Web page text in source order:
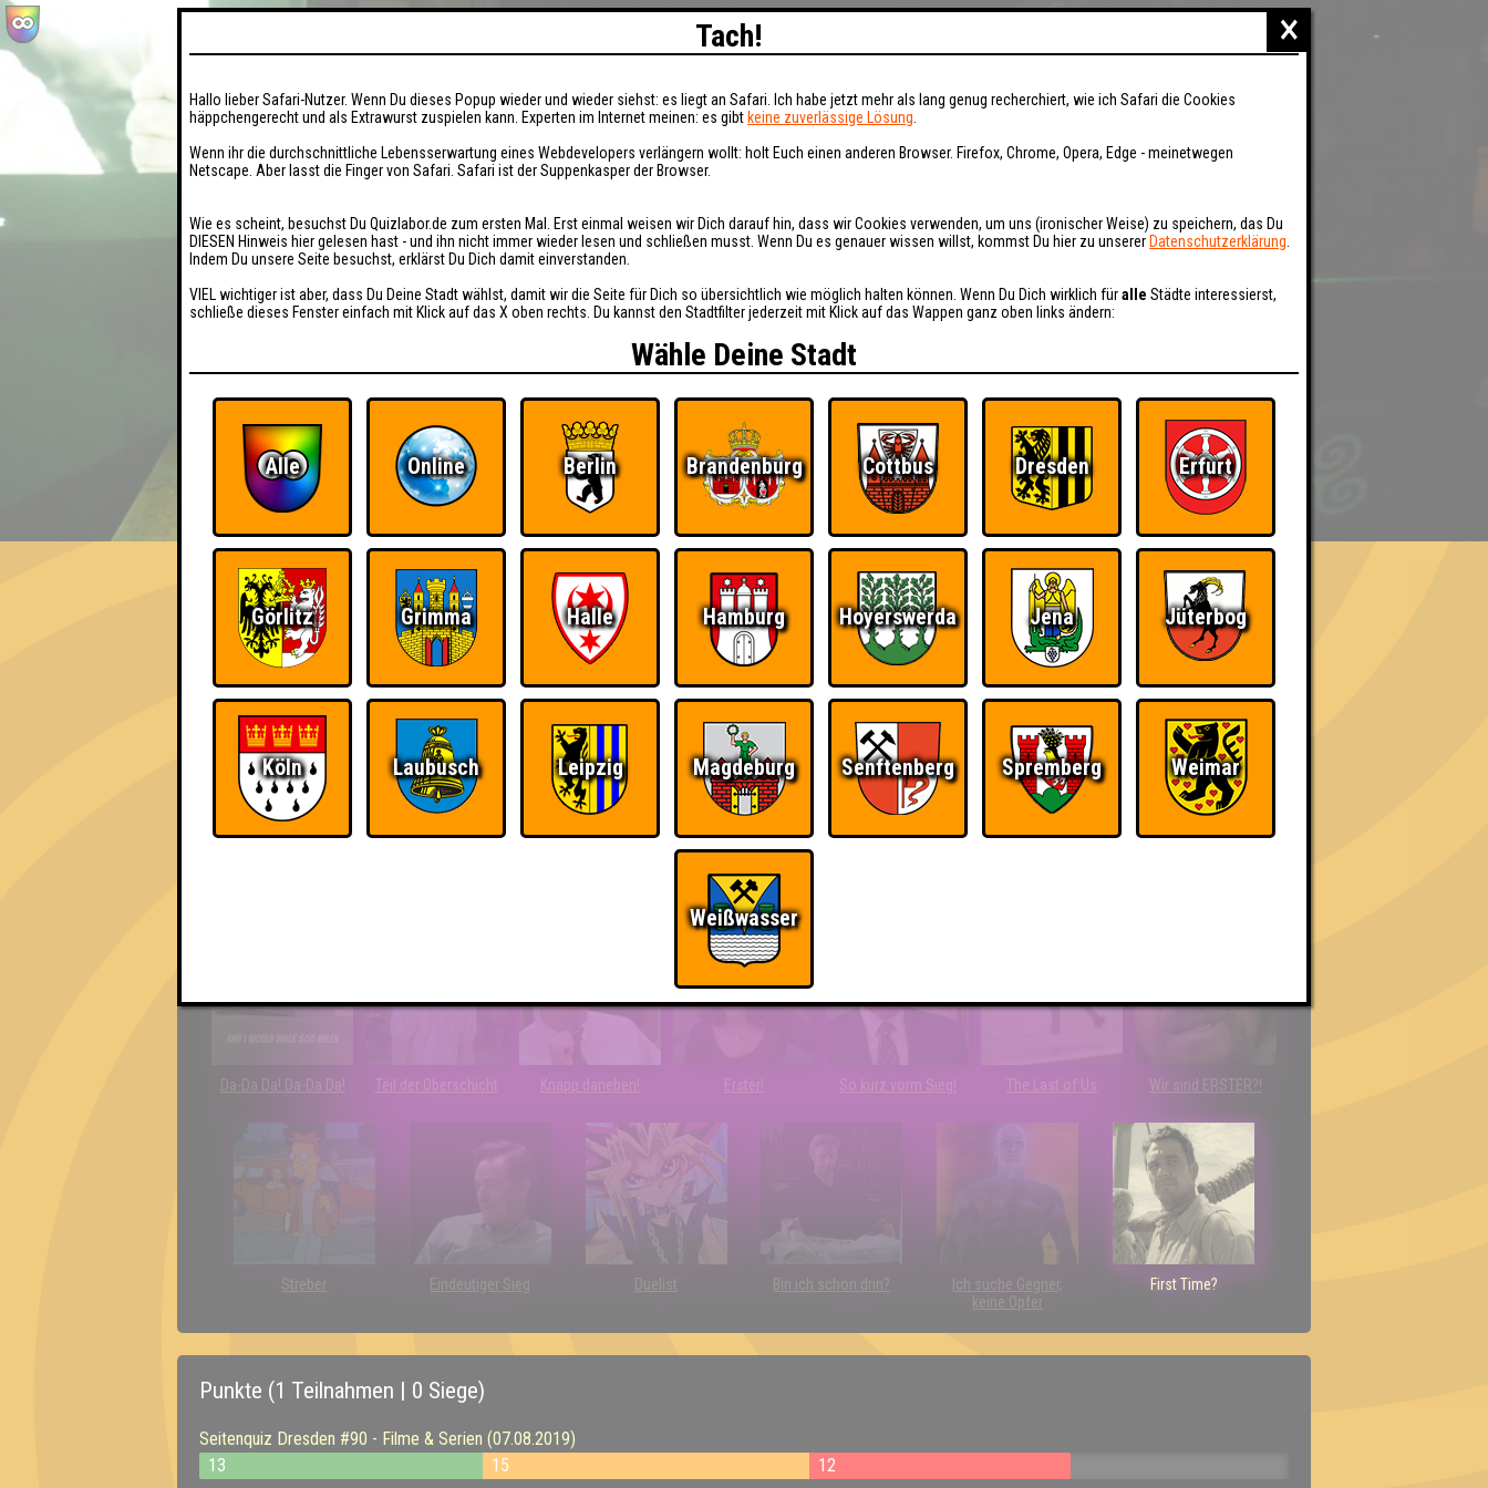
EVENTS HIGHSCORE RESERVIERUNG BUCHEN FAQ ÜBER UNS
Was falsch ist, kann niemals stimmen
Errungenschaften
Kleiner Hinweis: bei uns sind Teams, die in einem Stechen verlieren, trotzdem auf dem 1. Platz - den haben sie sich schließlich verdient! Entsprechend gibt es
für diese auch Errungenschaften für den 1. Platz.
Wir sind immer bei
Euch!
Da-Da Da! Da-Da Da! Teil der Oberschicht Knapp daneben! Erster! So kurz vorm Sieg! The Last of Us Wir sind ERSTER?!
Streber Eindeutiger Sieg Duelist Bin ich schon drin?
Ich suche Gegner,
keine Opfer
First Time?
Punkte (1 Teilnahmen | 0 Siege)
Seitenquiz Dresden #90 - Filme & Serien (07.08.2019)
13
15 12
×
Tach!
Hallo lieber Safari-Nutzer. Wenn Du dieses Popup wieder und wieder siehst: es liegt an Safari. Ich habe jetzt mehr als lang genug recherchiert, wie ich Safari die Cookies
häppchengerecht und als Extrawurst zuspielen kann. Experten im Internet meinen: es gibt keine zuverlässige Lösung
Wenn ihr die durchschnittliche Lebensserwartung eines Webdevelopers verlängern wollt: holt Euch einen anderen Browser. Firefox, Chrome, Opera, Edge - meinetwegen
Netscape. Aber lasst die Finger von Safari. Safari ist der Suppenkasper der Browser.
Wie es scheint, besuchst Du Quizlabor.de zum ersten Mal. Erst einmal weisen wir Dich darauf hin, dass wir Cookies verwenden, um uns (ironischer Weise) zu speichern, das Du
DIESEN Hinweis hier gelesen hast - und ihn nicht immer wieder lesen und schließen musst. Wenn Du es genauer wissen willst, kommst Du hier zu unserer Datenschutzerklärung
Indem Du unsere Seite besuchst, erklärst Du Dich damit einverstanden.
VIEL wichtiger ist aber, dass Du Deine Stadt wählst, damit wir die Seite für Dich so übersichtlich wie möglich halten können. Wenn Du Dich wirklich füralle Städte interessierst,
schließe dieses Fenster einfach mit Klick auf das X oben rechts. Du kannst den Stadtfilter jederzeit mit Klick auf das Wappen ganz oben links ändern:
Wähle Deine Stadt
Alle Online Berlin Brandenburg Cottbus Dresden Erfurt
Görlitz Grimma Halle Hamburg Hoyerswerda Jena Jüterbog
Köln Laubusch Leipzig Magdeburg Senftenberg Spremberg Weimar
Weißwasser